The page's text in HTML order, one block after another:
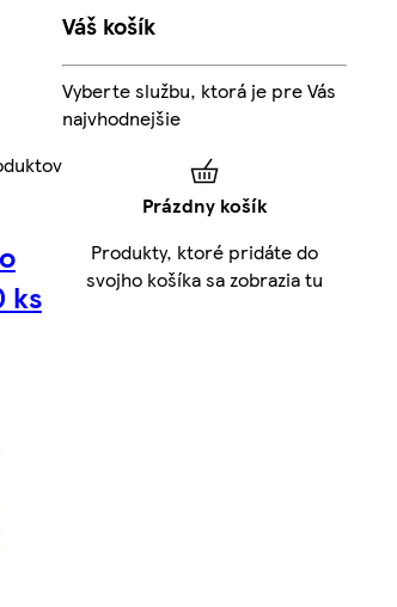
ks
Váš košík
Vyberte službu, ktorá je pre Vás
najvhodnejšie
Prázdny košík
Produkty, ktoré pridáte do
svojho košíka sa zobrazia tu